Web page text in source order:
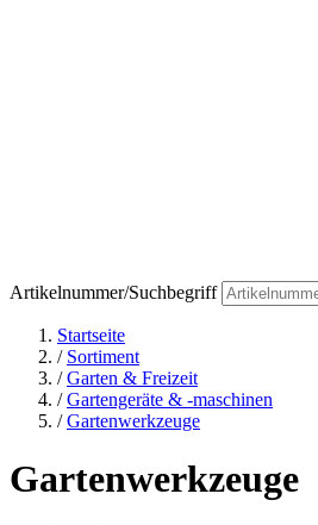
Artikelnummer/Suchbegriff
Startseite
/ Sortiment
/ Garten & Freizeit
/ Gartengeräte & -maschinen
/ Gartenwerkzeuge
Gartenwerkzeuge